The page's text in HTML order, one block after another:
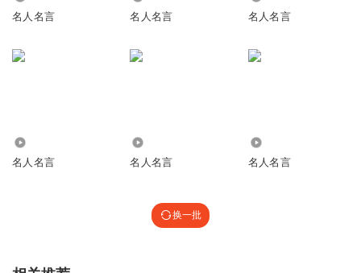
名人名言 名人名言 名人名言
名人名言 名人名言 名人名言
换一批